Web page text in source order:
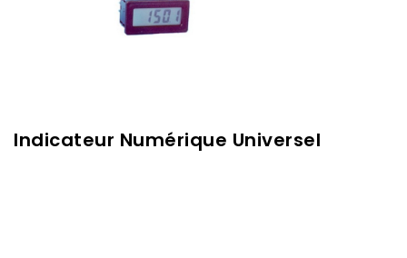
Indicateur Numérique Universel